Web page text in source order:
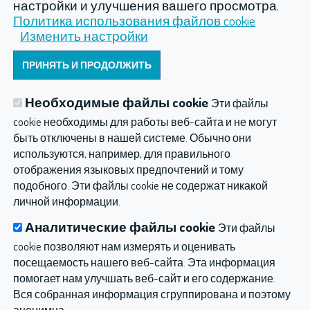
DK 50 DE
DK50 D, DK50 DM
DK50 4x2VTD
Прочеe
MEVACS M40, M50
MEVACS M20, M30
Mevacs M20 дренажный
Mevacs M38, M46
Mevacs M90
Mevacs S30/30
Mevacs M20-230/12V
Mevacs M30-230/12V
Вакуумный насос эжектора
RVTM, TM
Hydroterapia balneológia a balneotechnika
Гидротерапия Спа
Газовые инъекции
Компрессоры
Прочеe
Hydroterapia balneológia a balneotechnika
Политика конфиденциальности
настройки и улучшения вашего просмотра.
Политика использования файлов cookie
Изменить настройки
Необходимые файлы cookie Эти файлы
cookie необходимы для работы веб-сайта и не могут
быть отключены в нашей системе. Обычно они
используются, например, для правильного
отображения языковых предпочтений и тому
подобного. Эти файлы cookie не содержат никакой
личной информации.
Аналитические файлы cookie Эти файлы
cookie позволяют нам измерять и оценивать
посещаемость нашего веб-сайта. Эта информация
помогает нам улучшать веб-сайт и его содержание.
Вся собранная информация сгруппирована и поэтому